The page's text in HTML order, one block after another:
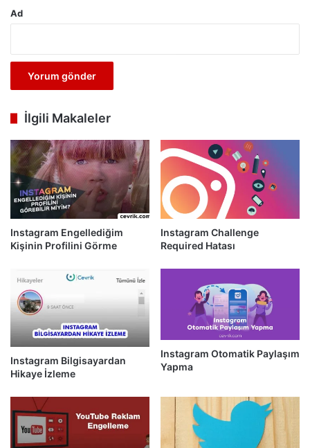
Ad
İlgili Makaleler
Instagram Engellediğim
Kişinin Profilini Görme
Instagram Challenge
Required Hatası
Instagram Bilgisayardan
Hikaye İzleme
Instagram Otomatik Paylaşım
Yapma